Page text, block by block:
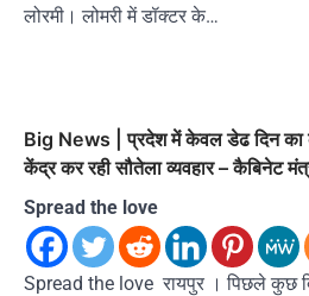
लोरमी। लोमरी में डॉक्टर के…
Big News | प्रदेश में केवल डेढ दिन का
केंद्र कर रही सौतेला व्यवहार – कैबिनेट
Spread the love
Spread the love रायपुर । पिछले कुछ